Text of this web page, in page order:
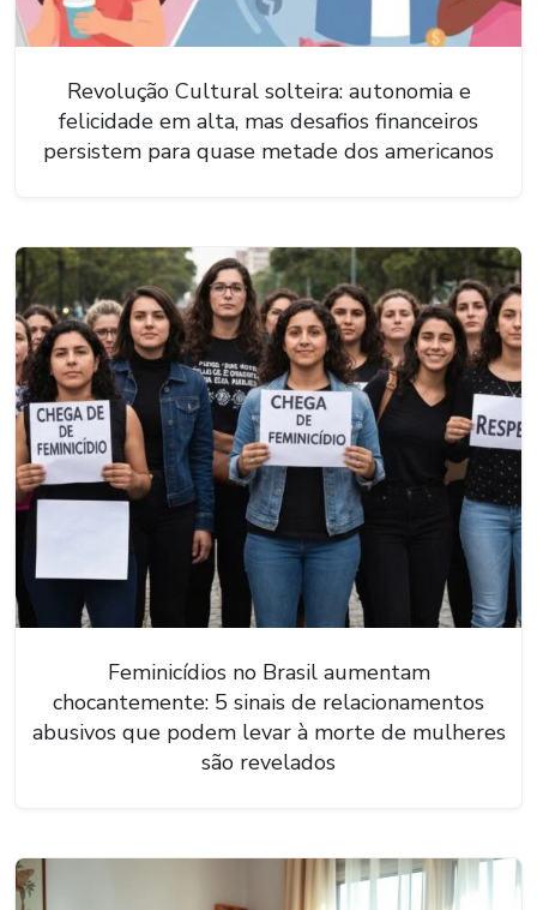
Revolução Cultural solteira: autonomia e
felicidade em alta, mas desafios financeiros
persistem para quase metade dos americanos
Feminicídios no Brasil aumentam
chocantemente: 5 sinais de relacionamentos
abusivos que podem levar à morte de mulheres
são revelados